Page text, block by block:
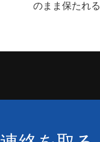
のまま保たれ